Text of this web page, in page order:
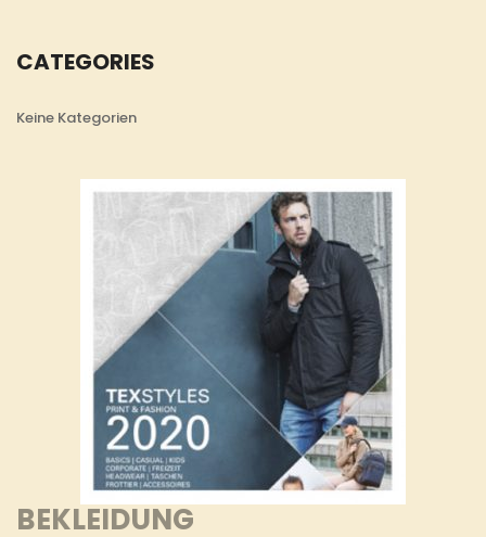
CATEGORIES
Keine Kategorien
BEKLEIDUNG